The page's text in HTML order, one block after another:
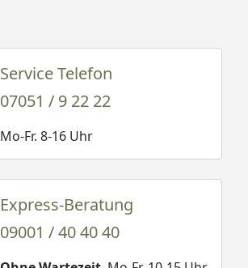
Service Telefon
07051 / 9 22 22
Mo-Fr. 8-16 Uhr
Express-Beratung
09001 / 40 40 40